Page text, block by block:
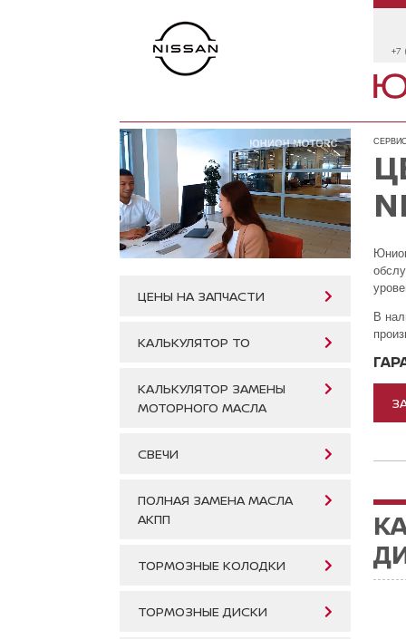
+7
ЦЕНЫ НА ЗАПЧАСТИ
КАЛЬКУЛЯТОР ТО
КАЛЬКУЛЯТОР ЗАМЕНЫ
МОТОРНОГО МАСЛА
СВЕЧИ
ПОЛНАЯ ЗАМЕНА МАСЛА
АКПП
ТОРМОЗНЫЕ КОЛОДКИ
ТОРМОЗНЫЕ ДИСКИ
В